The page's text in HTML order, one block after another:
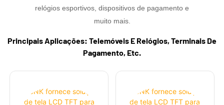
relógios esportivos, dispositivos de pagamento e
muito mais.
Principais Aplicações: Telemóveis E Relógios, Terminais De
Pagamento, Etc.